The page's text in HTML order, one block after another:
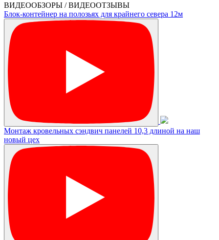
ВИДЕООБЗОРЫ / ВИДЕООТЗЫВЫ
Блок-контейнер на полозьях для крайнего севера 12м
Монтаж кровельных сэндвич панелей 10,3 длиной на наш
новый цех